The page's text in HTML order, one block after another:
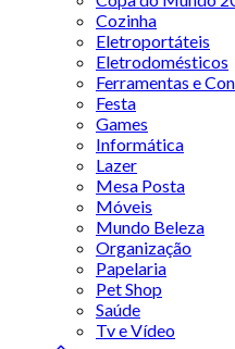
Cozinha
Eletroportáteis
Eletrodomésticos
Ferramentas e
Festa
Games
Informática
Lazer
Mesa Posta
Móveis
Mundo Beleza
Organização
Papelaria
Pet Shop
Saúde
Tv e Vídeo